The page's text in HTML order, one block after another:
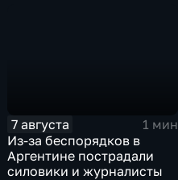
7 августа
1 мин
Из-за беспорядков в
Аргентине пострадали
силовики и журналисты